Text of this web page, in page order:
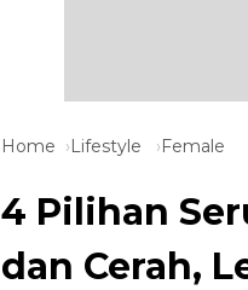
Home Lifestyle Female
4 Pilihan
dan Cerah,